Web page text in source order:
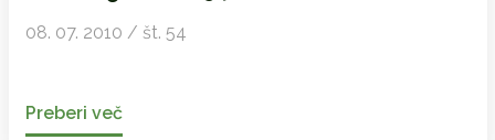
08. 07. 2010 / št. 54
Preberi več